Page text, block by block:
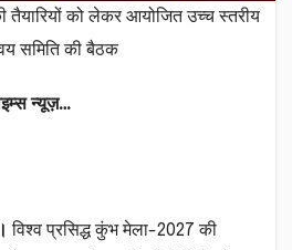
तैयारियों को लेकर आयोजित उच्च स्तरीय
समिति की बैठक
न्यूज़…
विश्व प्रसिद्ध कुंभ मेला-2027 की